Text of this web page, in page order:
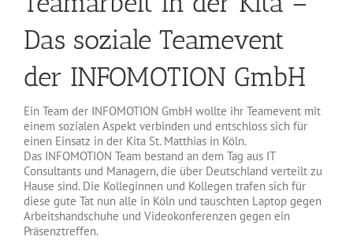
Das soziale Teamevent
der INFOMOTION GmbH
Ein Team der INFOMOTION GmbH wollte ihr Teamevent mit
einem sozialen Aspekt verbinden und entschloss sich für
einen Einsatz in der Kita St. Matthias in Köln.
Das INFOMOTION Team bestand an dem Tag aus IT
Consultants und Managern, die über Deutschland verteilt zu
Hause sind. Die Kolleginnen und Kollegen trafen sich für
diese gute Tat nun alle in Köln und tauschten Laptop gegen
Arbeitshandschuhe und Videokonferenzen gegen ein
Präsenztreffen.